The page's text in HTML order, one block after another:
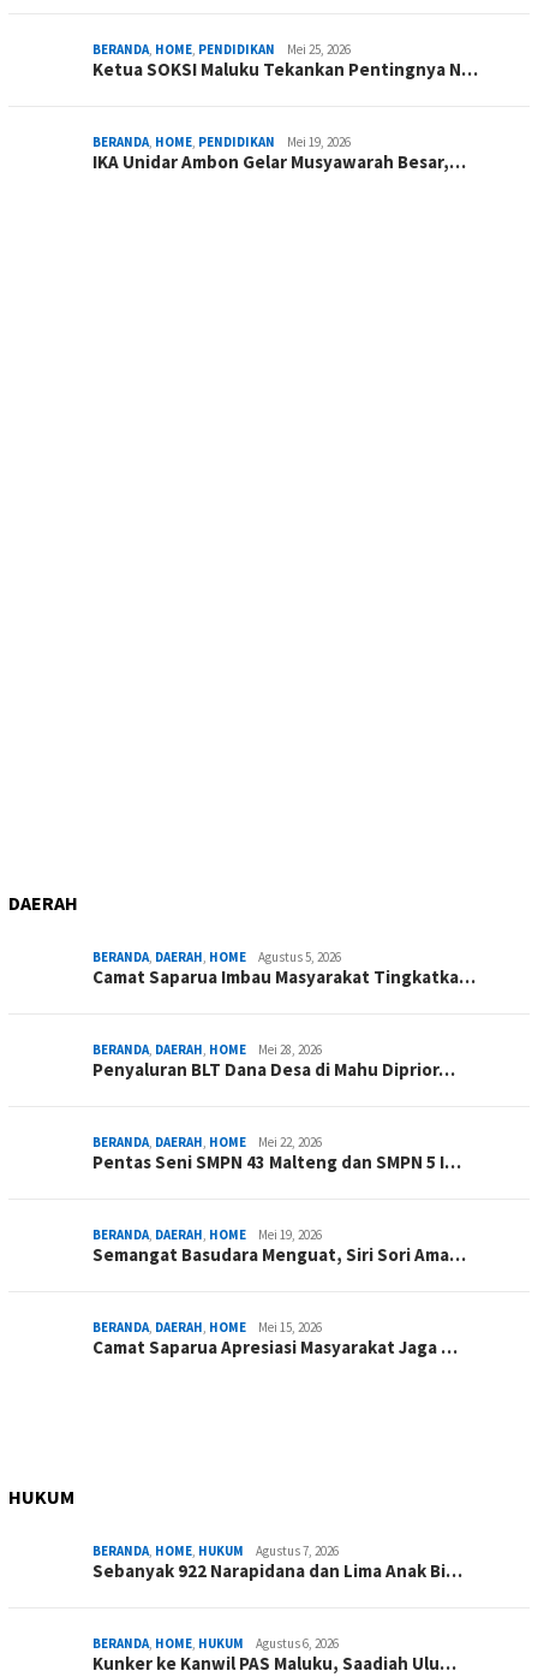
BERANDA, HOME, PENDIDIKAN Mei 25, 2026
Ketua SOKSI Maluku Tekankan Pentingnya N…
BERANDA, HOME, PENDIDIKAN Mei 19, 2026
IKA Unidar Ambon Gelar Musyawarah Besar,…
DAERAH
BERANDA, DAERAH, HOME Agustus 5, 2026
Camat Saparua Imbau Masyarakat Tingkatka…
BERANDA, DAERAH, HOME Mei 28, 2026
Penyaluran BLT Dana Desa di Mahu Diprior…
BERANDA, DAERAH, HOME Mei 22, 2026
Pentas Seni SMPN 43 Malteng dan SMPN 5 I…
BERANDA, DAERAH, HOME Mei 19, 2026
Semangat Basudara Menguat, Siri Sori Ama…
BERANDA, DAERAH, HOME Mei 15, 2026
Camat Saparua Apresiasi Masyarakat Jaga …
HUKUM
BERANDA, HOME, HUKUM Agustus 7, 2026
Sebanyak 922 Narapidana dan Lima Anak Bi…
BERANDA, HOME, HUKUM Agustus 6, 2026
Kunker ke Kanwil PAS Maluku, Saadiah Ulu…